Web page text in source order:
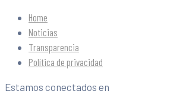
Home
Noticias
Transparencia
Política de privacidad
Estamos conectados en